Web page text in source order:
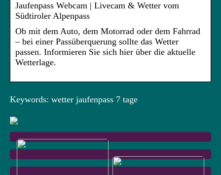
Jaufenpass Webcam | Livecam & Wetter vom
Südtiroler Alpenpass
Ob mit dem Auto, dem Motorrad oder dem Fahrrad
– bei einer Passüberquerung sollte das Wetter
passen. Informieren Sie sich hier über die aktuelle
Wetterlage.
Keywords: wetter jaufenpass 7 tage